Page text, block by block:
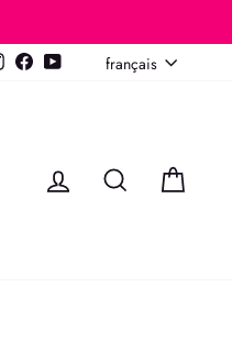
InstagramFacebookYouTubeLANGUE
français
SE CONNECTER
RECHERCHER